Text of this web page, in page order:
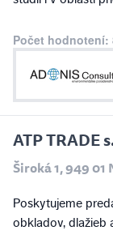
Počet hodnotení:
ATP TRADE
Široká 1, 949
Poskytujeme
obkladov, dlažieb